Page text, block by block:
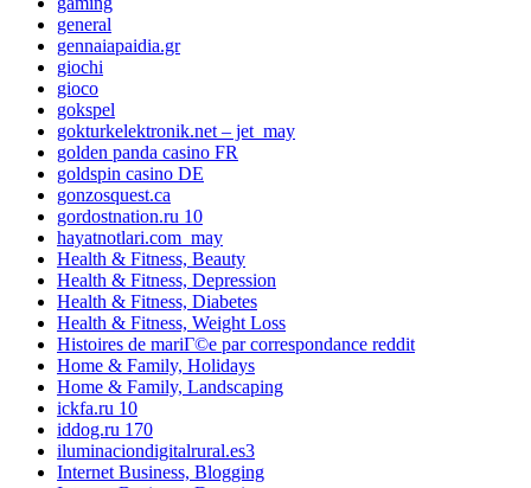
general
gennaiapaidia.gr
giochi
gioco
gokspel
gokturkelektronik.net – jet_may
golden panda casino FR
goldspin casino DE
gonzosquest.ca
gordostnation.ru 10
hayatnotlari.com_may
Health & Fitness, Beauty
Health & Fitness, Depression
Health & Fitness, Diabetes
Health & Fitness, Weight Loss
Histoires de mariГ©e par correspondance reddit
Home & Family, Holidays
Home & Family, Landscaping
ickfa.ru 10
iddog.ru 170
iluminaciondigitalrural.es3
Internet Business, Blogging